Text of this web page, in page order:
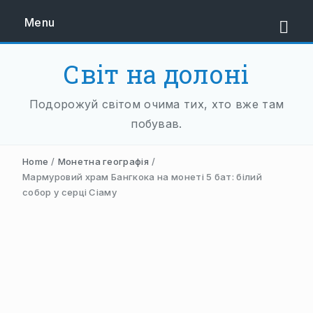
Menu
ЄВРОПА
ЗАХІДНА ЄВРОПА
НІДЕРЛАНДИ
НІМЕЧЧИНА
Світ на долоні
Подорожуй світом очима тих, хто вже там
побував.
Home / Монетна географія /
Мармуровий храм Бангкока на монеті 5 бат: білий
собор у серці Сіаму